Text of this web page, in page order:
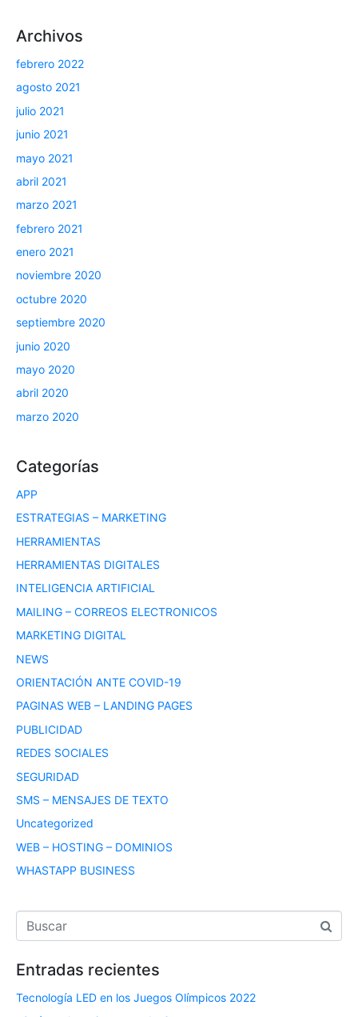
Archivos
febrero 2022
agosto 2021
julio 2021
junio 2021
mayo 2021
abril 2021
marzo 2021
febrero 2021
enero 2021
noviembre 2020
octubre 2020
septiembre 2020
junio 2020
mayo 2020
abril 2020
marzo 2020
Categorías
APP
ESTRATEGIAS – MARKETING
HERRAMIENTAS
HERRAMIENTAS DIGITALES
INTELIGENCIA ARTIFICIAL
MAILING – CORREOS ELECTRONICOS
MARKETING DIGITAL
NEWS
ORIENTACIÓN ANTE COVID-19
PAGINAS WEB – LANDING PAGES
PUBLICIDAD
REDES SOCIALES
SEGURIDAD
SMS – MENSAJES DE TEXTO
Uncategorized
WEB – HOSTING – DOMINIOS
WHASTAPP BUSINESS
Entradas recientes
Tecnología LED en los Juegos Olímpicos 2022